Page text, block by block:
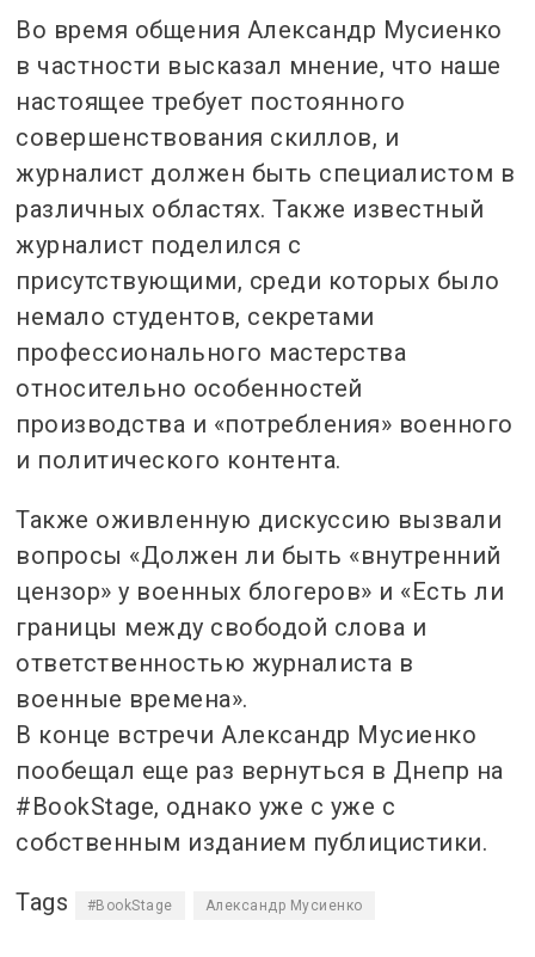
Во время общения Александр Мусиенко
в частности высказал мнение, что наше
настоящее требует постоянного
совершенствования скиллов, и
журналист должен быть специалистом в
различных областях. Также известный
журналист поделился с
присутствующими, среди которых было
немало студентов, секретами
профессионального мастерства
относительно особенностей
производства и «потребления» военного
и политического контента.
Также оживленную дискуссию вызвали
вопросы «Должен ли быть «внутренний
цензор» у военных блогеров» и «Есть ли
границы между свободой слова и
ответственностью журналиста в
военные времена».
В конце встречи Александр Мусиенко
пообещал еще раз вернуться в Днепр на
#BookStage, однако уже с уже с
собственным изданием публицистики.
Tags #BookStage Александр Мусиенко